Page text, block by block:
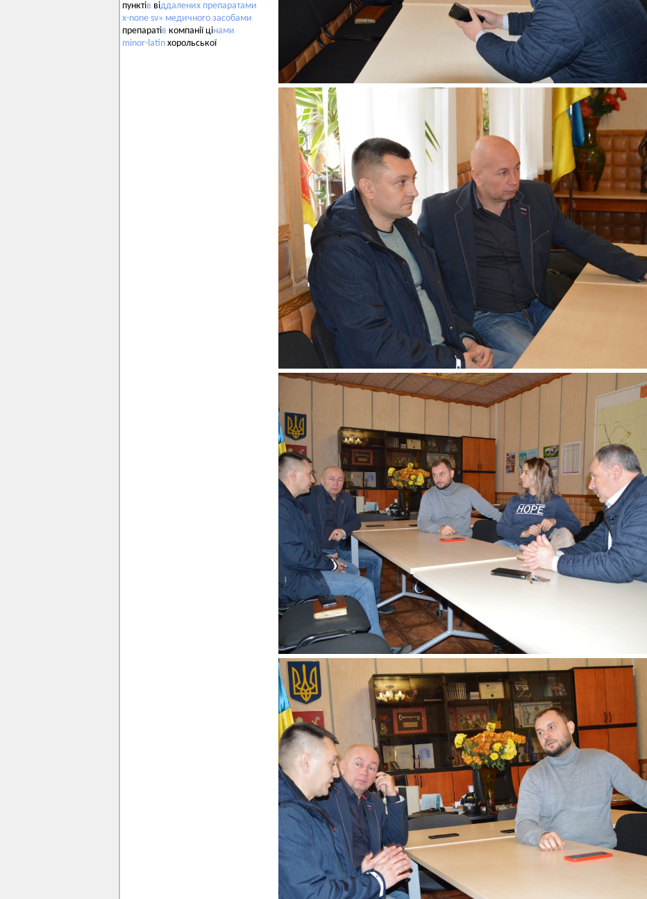
пунктів віддалених препаратами
x-none sv» медичного засобами
препаратів компанії цінами
minor-latin хорольської